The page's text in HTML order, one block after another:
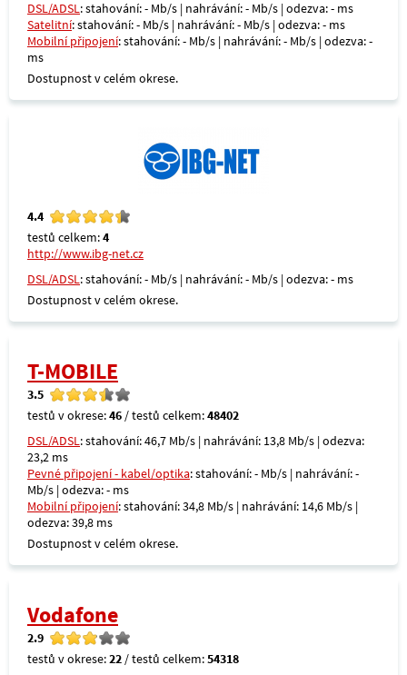
DSL/ADSL: stahování: - Mb/s | nahrávání: - Mb/s | odezva: - ms
Satelitní: stahování: - Mb/s | nahrávání: - Mb/s | odezva: - ms
Mobilní připojení: stahování: - Mb/s | nahrávání: - Mb/s | odezva: -
ms
Dostupnost v celém okrese.
4.4
testů celkem:4
http://www.ibg-net.cz
DSL/ADSL: stahování: - Mb/s | nahrávání: - Mb/s | odezva: - ms
Dostupnost v celém okrese.
T-MOBILE
3.5
testů v okrese:46 / testů celkem:48402
DSL/ADSL: stahování: 46,7 Mb/s | nahrávání: 13,8 Mb/s | odezva:
23,2 ms
Pevné připojení - kabel/optika: stahování: - Mb/s | nahrávání: -
Mb/s | odezva: - ms
Mobilní připojení: stahování: 34,8 Mb/s | nahrávání: 14,6 Mb/s |
odezva: 39,8 ms
Dostupnost v celém okrese.
Vodafone
2.9
testů v okrese:22 / testů celkem:54318